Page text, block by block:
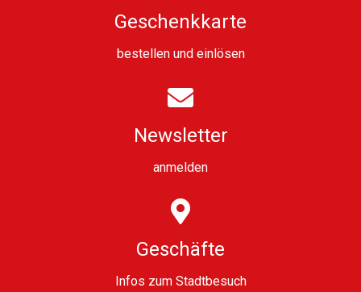
Geschenkkarte
bestellenund einlösen
Newsletter
anmelden
Geschäfte
Infos zum Stadtbesuch